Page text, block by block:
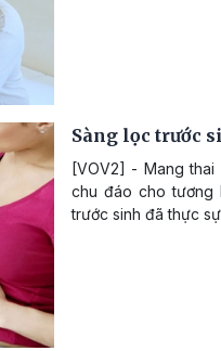
Sàng lọc trước
[VOV2] - Mang
chu đáo cho tương
trước sinh đã thực